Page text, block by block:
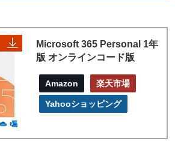
Microsoft 365 Personal 1年
版 オンラインコード版
Amazon 楽天市場
Yahooショッピング